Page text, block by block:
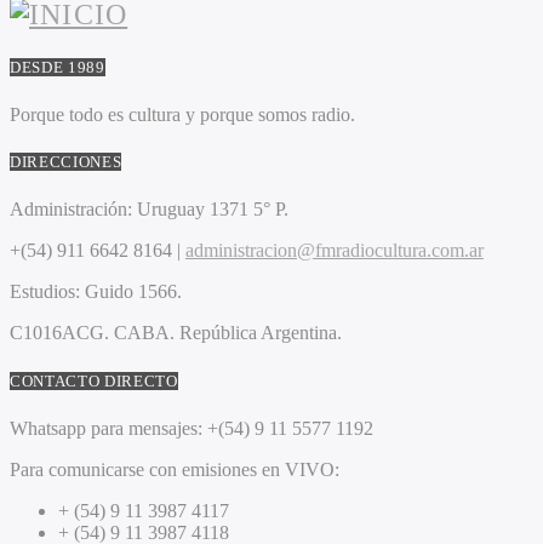
DESDE 1989
Porque todo es cultura y porque somos radio.
DIRECCIONES
Administración: Uruguay 1371 5° P.
+(54) 911 6642 8164 | administracion@fmradiocultura.com.ar
Estudios: Guido 1566.
C1016ACG. CABA. República Argentina.
CONTACTO DIRECTO
Whatsapp para mensajes: +(54) 9 11 5577 1192
Para comunicarse con emisiones en VIVO:
+ (54) 9 11 3987 4117
+ (54) 9 11 3987 4118